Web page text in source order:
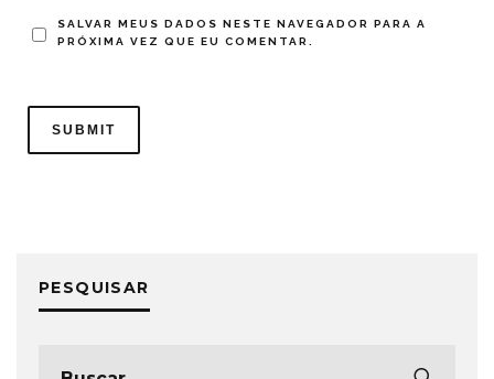
SALVAR MEUS DADOS NESTE NAVEGADOR PARA A
PRÓXIMA VEZ QUE EU COMENTAR.
PESQUISAR